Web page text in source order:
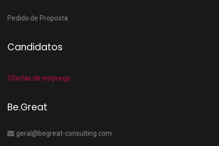
Pedido de Proposta
Candidatos
Ofertas de emprego
Be.Great
geral@begreat-consulting.com